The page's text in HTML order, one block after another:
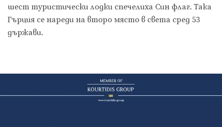
шест туристически лодки спечелиха Син флаг. Така
Гърция се нареди на второ място в света сред 53
държави.